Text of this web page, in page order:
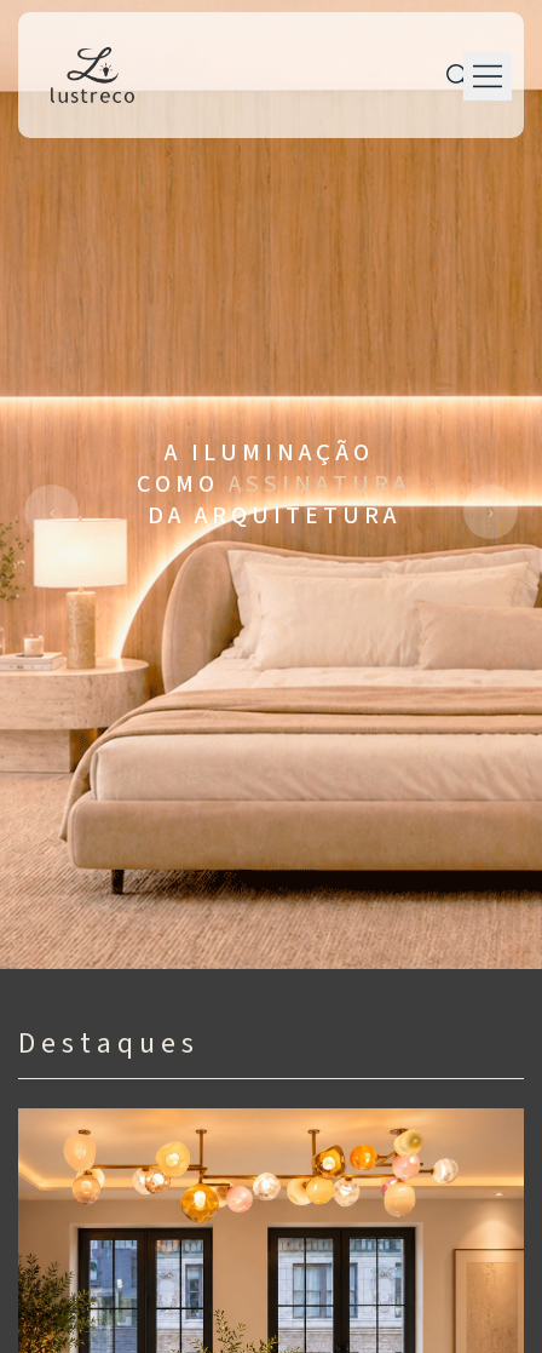
P e r s o n a l i z a ç ã o
P r o j e t o s
M a n u t e n ç ã o
T r a j e t ó r i a
C o n t a t o
A I L U M I N A Ç Ã O
C O M OA S S I N A T U R A
D A A R Q U I T E T U R A
‹ ›
D e s t a q u e s